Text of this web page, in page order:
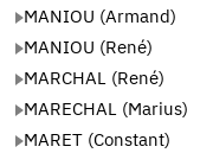
MANIOU (Armand)
MANIOU (René)
MARCHAL (René)
MARECHAL (Marius)
MARET (Constant)